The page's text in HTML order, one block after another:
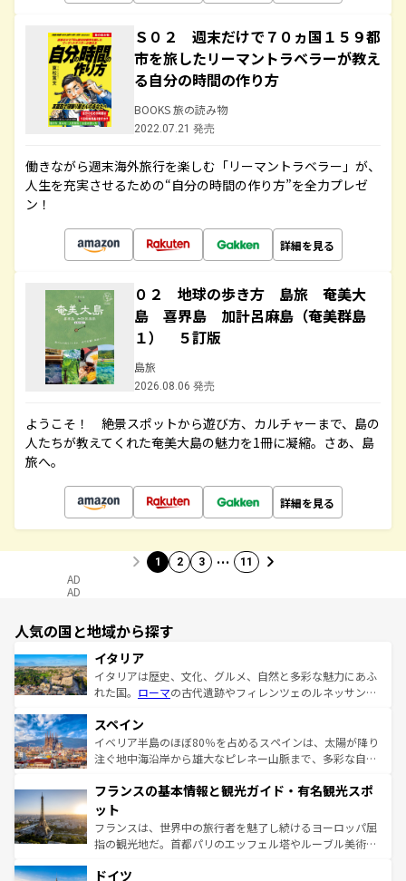
Ｓ０２ 週末だけで７０ヵ国１５９都
市を旅したリーマントラベラーが教え
る自分の時間の作り方
BOOKS 旅の読み物
2022.07.21 発売
働きながら週末海外旅行を楽しむ「リーマントラベラー」が、
人生を充実させるための“自分の時間の作り方”を全力プレゼ
ン！
詳細を見る
０２ 地球の歩き方 島旅 奄美大
島 喜界島 加計呂麻島（奄美群島
１） ５訂版
島旅
2026.08.06 発売
ようこそ！ 絶景スポットから遊び方、カルチャーまで、島の
人たちが教えてくれた奄美大島の魅力を1冊に凝縮。さあ、島
旅へ。
詳細を見る
1 2 3 … 11
AD
AD
人気の国と地域から探す
イタリア
イタリアは歴史、文化、グルメ、自然と多彩な魅力にあふ
れた国。 ローマの古代遺跡やフィレンツェのルネッサンス
ろん、トスカーナの美しい田園風景やアマルフィ海岸の絶
景など、自然景観も見逃せない。観光の合間には、本場の
ピザやパスタなど、絶品のイタリア料理を堪能することも
ませてくれるイタリアで、忘れられない旅をしてみよう！
なお、新着のイタリア情報は
しい。
スペイン
イベリア半島のほぼ80％を占めるスペインは、太陽が降り
注ぐ地中海沿岸から雄大なピレネー山脈まで、多彩な自然
文化が根付くこの国では、情熱的なフラメンコ、熱気あふ
れる闘牛、そして美味しいタパスが生活の一部となってい
る。首都マドリードの洗練された雰囲気や、バルセロナの
アートに溢れた街角から、地方では古代ローマ遺跡や中世
せる。地方によって風土や気候が異なるスペインはその個
フランスの基本情報と観光ガイド・有名観光スポ
ット
フランスは、世界中の旅行者を魅了し続けるヨーロッパ屈
指の観光地だ。首都パリのエッフェル塔やルーブル美術館
で、幅広い魅力が詰まっている。華麗な宮殿、歴史的な大
ドイツ